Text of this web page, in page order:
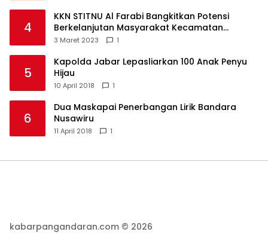
4
KKN STITNU Al Farabi Bangkitkan Potensi
Berkelanjutan Masyarakat Kecamatan
Langkaplancar
3 Maret 2023 1
5
Kapolda Jabar Lepasliarkan 100 Anak Penyu
Hijau
10 April 2018 1
6
Dua Maskapai Penerbangan Lirik Bandara
Nusawiru
11 April 2018 1
kabarpangandaran.com © 2026